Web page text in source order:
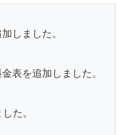
しました。
表を追加しました。
た。